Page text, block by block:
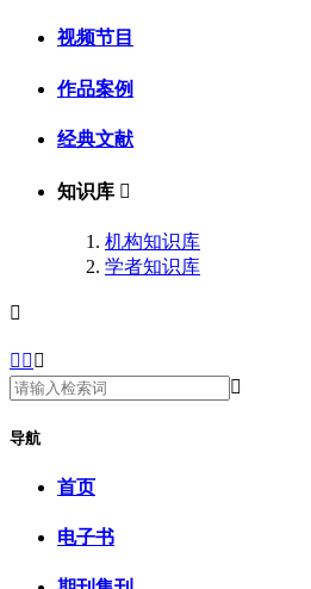
视频节目
作品案例
经典文献
知识库 
机构知识库
学者知识库

  

导航
首页
电子书